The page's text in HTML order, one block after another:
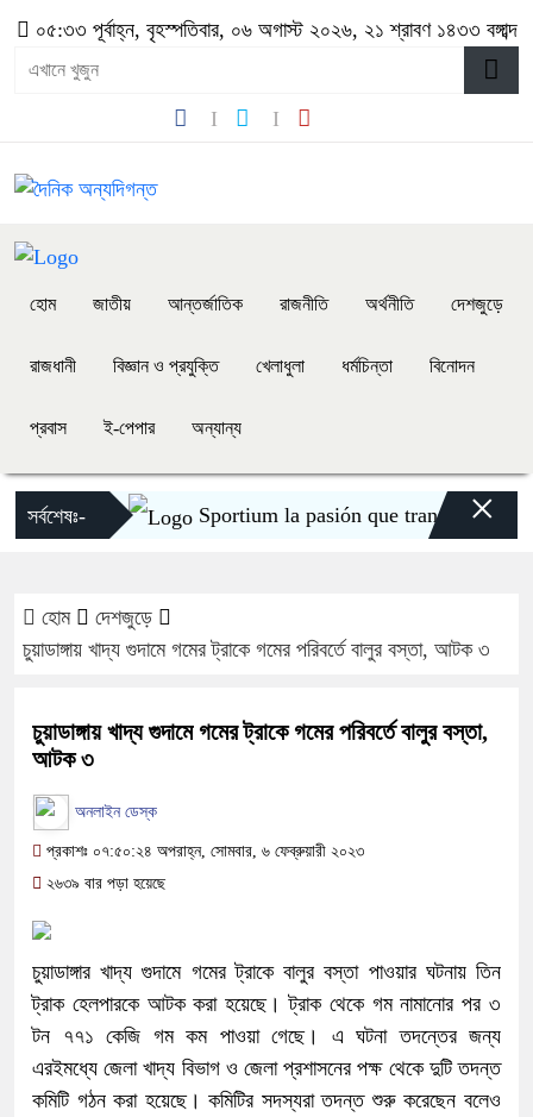
০৫:৩৩ পূর্বাহ্ন, বৃহস্পতিবার, ০৬ অগাস্ট ২০২৬, ২১ শ্রাবণ ১৪৩৩ বঙ্গাব্দ
হোম জাতীয় আন্তর্জাতিক রাজনীতি অর্থনীতি দেশজুড়ে
রাজধানী বিজ্ঞান ও প্রযুক্তি খেলাধুলা ধর্মচিন্তা বিনোদন
প্রবাস ই-পেপার অন্যান্য
সর্বশেষঃ- Sportium la pasión que transforma cada
×
হোম
দেশজুড়ে
চুয়াডাঙ্গায় খাদ্য গুদামে গমের ট্রাকে গমের পরিবর্তে বালুর বস্তা, আটক ৩
চুয়াডাঙ্গায় খাদ্য গুদামে গমের ট্রাকে গমের পরিবর্তে বালুর বস্তা,
আটক ৩
অনলাইন ডেস্ক
প্রকাশঃ ০৭:৫০:২৪ অপরাহ্ন, সোমবার, ৬ ফেব্রুয়ারী ২০২৩
২৬৩৯ বার পড়া হয়েছে
চুয়াডাঙ্গার খাদ্য গুদামে গমের ট্রাকে বালুর বস্তা পাওয়ার ঘটনায় তিন
ট্রাক হেলপারকে আটক করা হয়েছে। ট্রাক থেকে গম নামানোর পর ৩
টন ৭৭১ কেজি গম কম পাওয়া গেছে। এ ঘটনা তদন্তের জন্য
এরইমধ্যে জেলা খাদ্য বিভাগ ও জেলা প্রশাসনের পক্ষ থেকে দুটি তদন্ত
কমিটি গঠন করা হয়েছে। কমিটির সদস্যরা তদন্ত শুরু করেছেন বলেও